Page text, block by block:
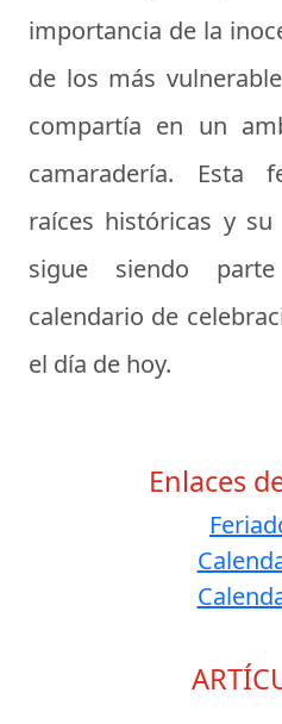
importancia de la
de los más
compartía en un
camaradería. Esta
raíces históricas y
sigue siendo
calendario de
el día de hoy.
Enlaces